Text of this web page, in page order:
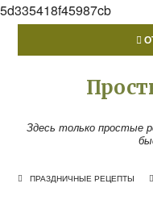
5d335418f45987cb
Здесь только простые
ПРАЗДНИЧНЫЕ РЕЦЕПТЫ